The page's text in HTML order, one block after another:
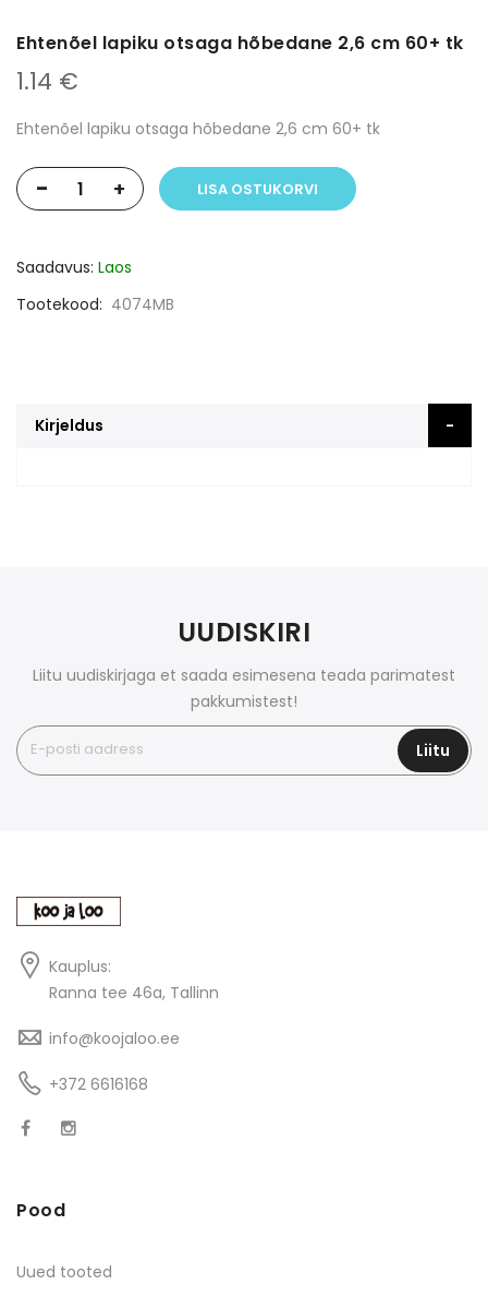
Ehtenõel lapiku otsaga hõbedane 2,6 cm 60+ tk
1.14 €
Ehtenõel lapiku otsaga hõbedane 2,6 cm 60+ tk
- + LISA OSTUKORVI
Saadavus: Laos
Tootekood
4074MB
Kirjeldus
UUDISKIRI
Liitu uudiskirjaga et saada esimesena teada parimatest
pakkumistest!
Liitu
Kauplus:
Ranna tee 46a, Tallinn
info@koojaloo.ee
+372 6616168
Pood
Uued tooted